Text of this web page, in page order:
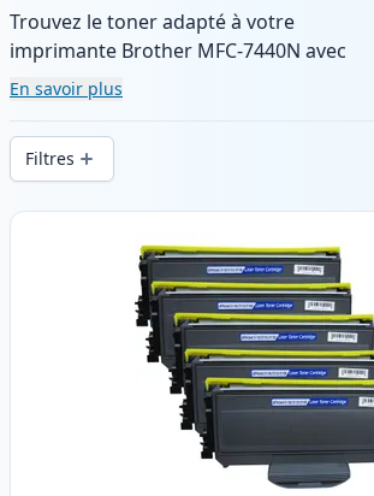
Trouvez le toner adapté à votre
imprimante Brother MFC-7440N avec
notre gamme de cartouches compatibles
et haute capacité. Profitez d’une qualité
d’impression constante et d’une livraison
rapide depuis un stock local en .
En savoir plus
Filtres
Produits